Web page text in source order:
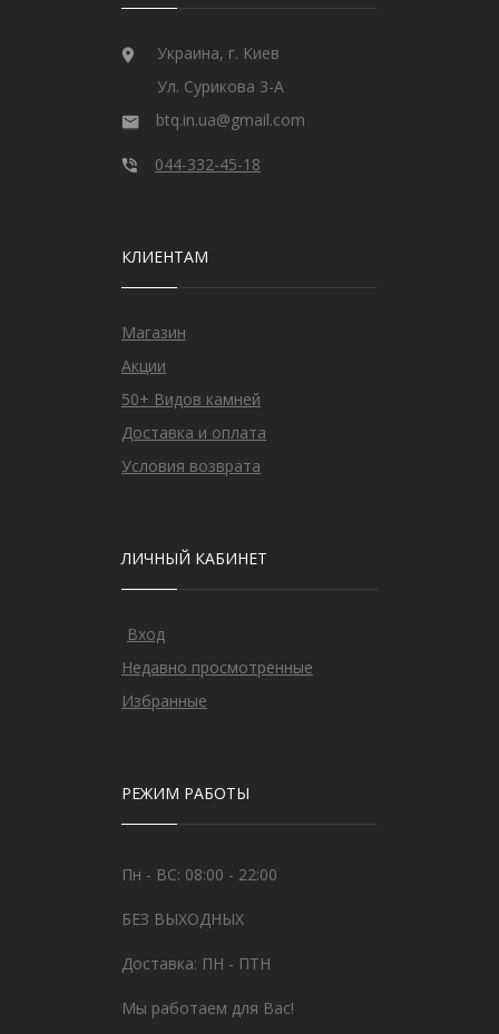
Украина, г. Киев
Ул. Сурикова 3-А
btq.in.ua@gmail.com
044-332-45-18
КЛИЕНТАМ
Магазин
Акции
50+ Видов камней
Доставка и оплата
Условия возврата
ЛИЧНЫЙ КАБИНЕТ
Вход
Недавно просмотренные
Избранные
РЕЖИМ РАБОТЫ
Пн - ВС: 08:00 - 22:00
БЕЗ ВЫХОДНЫХ
Доставка: ПН - ПТН
Мы работаем для Вас!